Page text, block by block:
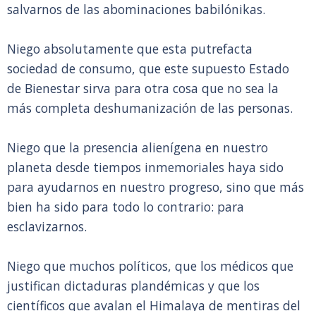
salvarnos de las abominaciones babilónikas.
Niego absolutamente que esta putrefacta
sociedad de consumo, que este supuesto Estado
de Bienestar sirva para otra cosa que no sea la
más completa deshumanización de las personas.
Niego que la presencia alienígena en nuestro
planeta desde tiempos inmemoriales haya sido
para ayudarnos en nuestro progreso, sino que más
bien ha sido para todo lo contrario: para
esclavizarnos.
Niego que muchos políticos, que los médicos que
justifican dictaduras plandémicas y que los
científicos que avalan el Himalaya de mentiras del